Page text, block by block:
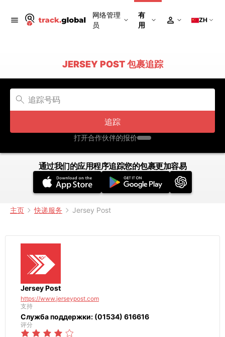
网络管理
员
有
用
ZH
JERSEY POST 包裹追踪
追踪
打开合作伙伴的报价
通过我们的应用程序追踪您的包裹更加容易
主页 快递服务 Jersey Post
Jersey Post
https://www.jerseypost.com
支持
Служба поддержки: (01534) 616616
评分